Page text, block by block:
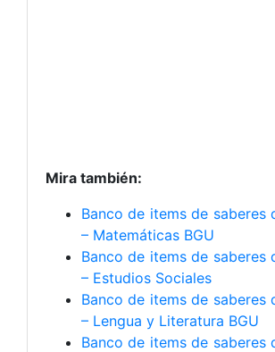
Mira también:
Banco de items de saberes
– Matemáticas BGU
Banco de items de saberes
– Estudios Sociales
Banco de items de saberes
– Lengua y Literatura BGU
Banco de items de saberes